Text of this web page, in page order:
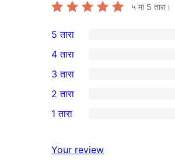
५ मा 5 तारा।
9
5-
तारा
समीक्षाहरू
5 तारा
4-
तारा
समीक्षाहरू
4 तारा
0
3-
तारा
3 तारा
2-
समीक्षाहरू
2 तारा
तारा
1 तारा
Your review